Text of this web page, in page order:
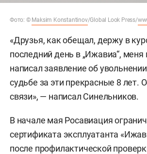
Фото: © Maksim Konstantinov/Global Look Press/
«Друзья, как обещал, держу в
последний день в „Ижавиа“, меня
написал заявление об
судьбе за эти прекрасные 8 лет.
связи», — написал Синельников.
В начале мая Росавиация
сертификата эксплуатанта
после профилактической